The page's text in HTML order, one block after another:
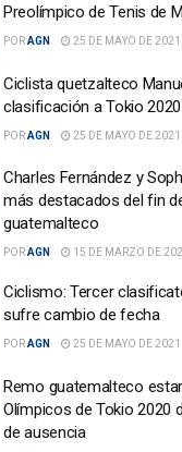
Preolímpico de Tenis de
PORAGN 25 DE MAYO DE 2021
Ciclista quetzalteco
clasificación a Tokio 2020
PORAGN 25 DE MAYO DE 2021
Charles Fernández y
más destacados del fin
guatemalteco
PORAGN 15 DE MARZO DE
Ciclismo: Tercer
sufre cambio de fecha
PORAGN 25 DE MAYO DE 2021
Remo guatemalteco
Olímpicos de Tokio 2020
de ausencia